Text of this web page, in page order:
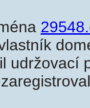
udržovací